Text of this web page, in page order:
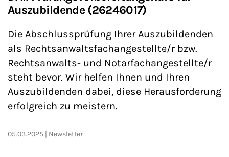
Auszubildende (26246017)
Die Abschlussprüfung Ihrer Auszubildenden
als Rechtsanwaltsfachangestellte/r bzw.
Rechtsanwalts- und Notarfachangestellte/r
steht bevor. Wir helfen Ihnen und Ihren
Auszubildenden dabei, diese Herausforderung
erfolgreich zu meistern.
05.03.2025 Newsletter